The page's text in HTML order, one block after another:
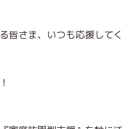
皆さま、いつも応援してく